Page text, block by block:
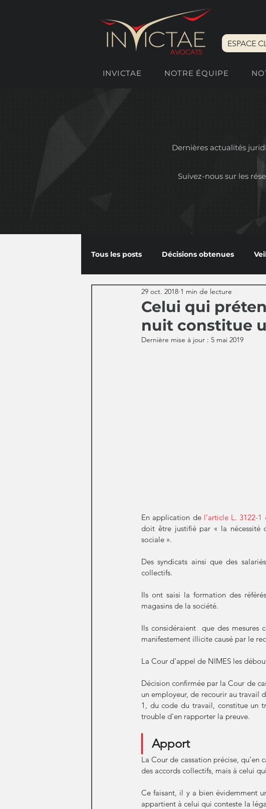
ESPACE
INVICTAE NOTRE ÉQUIPE
Dernières actualités
Suivez-nous sur les
Tous les posts Décisions obtenues
Celui qui
nuit constitue
29 oct. 2018 1 min de lecture
Dernière mise à jour : 5 mai 2019
En application de l’article L. 3122-
doit être justifié par « la nécessité
sociale ».
Des syndicats ainsi que des
collectifs.
Ils ont saisi la formation des
magasins de la société.
Ils considéraient  que des mesures
manifestement illicite causé par le
La Cour d’appel de NIMES les
Décision confirmée par la Cour de
un employeur, de recourir au travail
1, du code du travail, constitue un
trouble d'en rapporter la preuve.
Apport
La Cour de cassation précise,
des accords collectifs, mais à celui
Ce faisant, il y a bien évidemment
appartient à celui qui conteste la